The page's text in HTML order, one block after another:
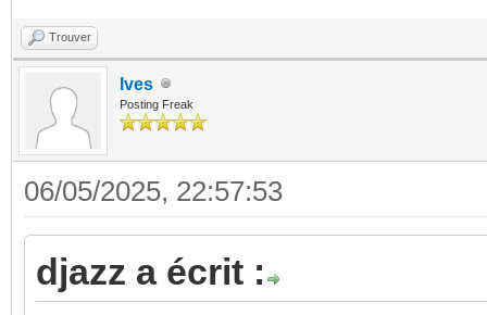
Trouver
Ives
Posting Freak
06/05/2025, 22:57:53
djazz a écrit :